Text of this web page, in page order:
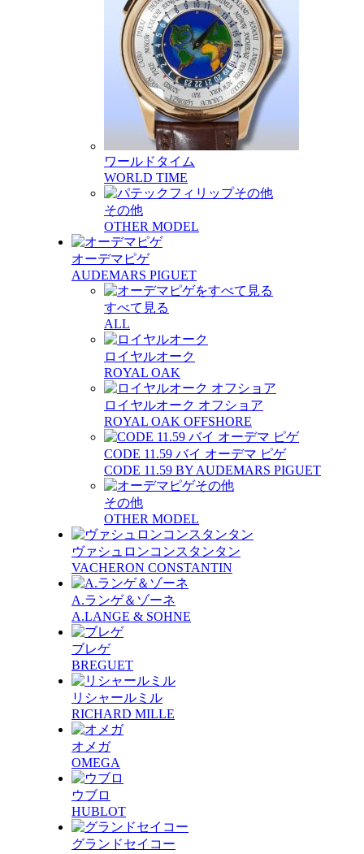
ワールドタイム
WORLD TIME
その他
OTHER MODEL
オーデマピゲ
AUDEMARS PIGUET
すべて見る
ALL
ロイヤルオーク
ROYAL OAK
ロイヤルオーク オフショア
ROYAL OAK OFFSHORE
CODE 11.59 バイ オーデマ ピゲ
CODE 11.59 BY AUDEMARS PIGUET
その他
OTHER MODEL
ヴァシュロンコンスタンタン
VACHERON CONSTANTIN
A.ランゲ＆ゾーネ
A.LANGE & SOHNE
ブレゲ
BREGUET
リシャールミル
RICHARD MILLE
オメガ
OMEGA
ウブロ
HUBLOT
グランドセイコー